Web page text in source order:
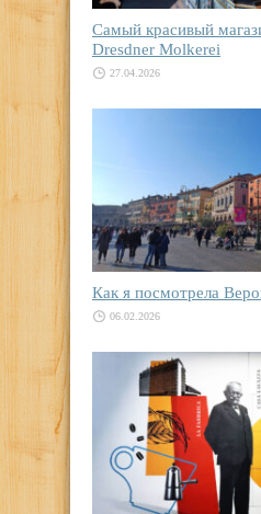
Самый красивый
Dresdner Molkerei
27.04.2026
Как я посмотрела
06.02.2026